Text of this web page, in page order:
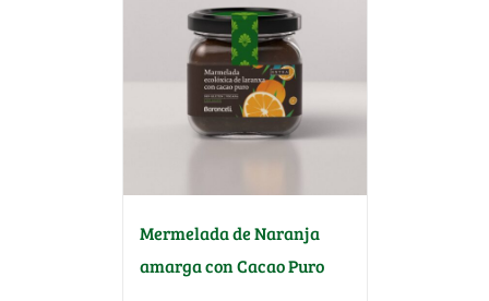
Mermelada de Naranja
amarga con Cacao Puro